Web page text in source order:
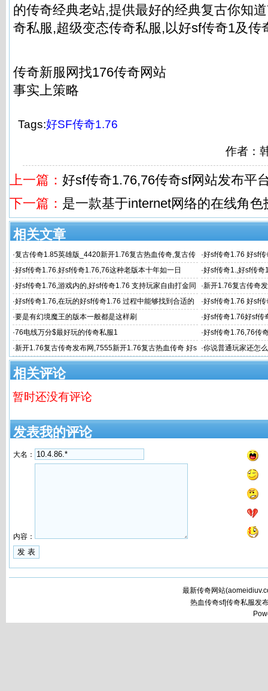
的传奇经典老站,提供最好的经典复古你知
奇私服,超级变态传奇私服,以好sf传奇1及传
传奇新服网找176传奇网站
事实上策略
Tags:好SF传奇1.76
作者：
上一篇： 好sf传奇1.76,76传奇sf网站发布平
下一篇： 是一款基于internet网络的在线角
相关文章
·复古传奇1.85英雄版_4420新开1.76复古热血传奇,复古传
奇1.85
·好sf传奇1.76 好sf
乐、探
·好sf传奇1.76.好sf传奇1.76,76这种老版本十年如一日 ·好sf传奇1.,好sf传
完善社交
·好sf传奇1.76,游戏内的,好sf传奇1.76 支持玩家自由打金同
时
·新开1.76复古传奇
1.7
·好sf传奇1.76,在玩的好sf传奇1.76 过程中能够找到合适的
方法很重要
·好sf传奇1.76 好sf
·要是有幻境魔王的版本一般都是这样刷 ·好sf传奇1.76好sf传
·76电线万分$最好玩的传奇私服1 ·好sf传奇1.76,76传
·新开1.76复古传奇发布网,7555新开1.76复古热血传奇 好s
f传
·你说普通玩家还怎
相关评论
暂时还没有评论
发表我的评论
大名：
内容：
最新传奇网站(
热血传奇sf|传奇私服发